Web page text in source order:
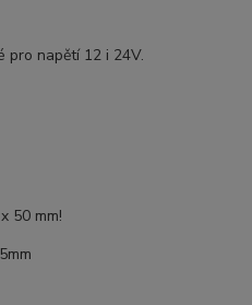
pro napětí 12 i 24V.
50 mm!